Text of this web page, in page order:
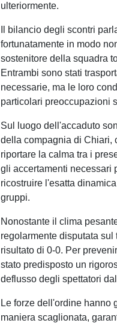
ulteriormente.
Il bilancio degli scontri
fortunatamente in modo
sostenitore della squadra
Entrambi sono stati
necessarie, ma le loro
particolari preoccupazioni
Sul luogo dell'accaduto
della compagnia di Chiari,
riportare la calma tra i
gli accertamenti necessari
ricostruire l'esatta
gruppi.
Nonostante il clima
regolarmente disputata
risultato di 0-0. Per
stato predisposto un
deflusso degli spettatori
Le forze dell'ordine hanno
maniera scaglionata,